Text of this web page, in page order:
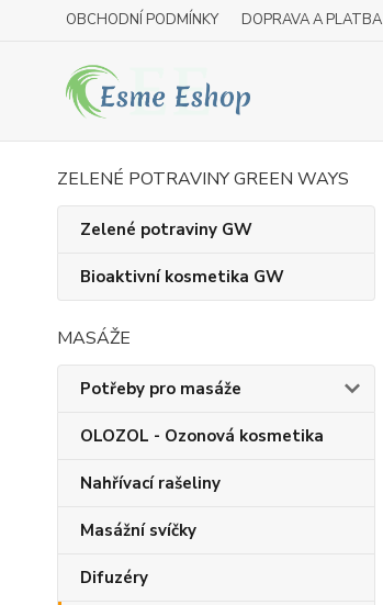
OBCHODNÍ PODMÍNKY DOPRAVA A PLATBA
ZELENÉ POTRAVINY GREEN WAYS
Zelené potraviny GW
Bioaktivní kosmetika GW
MASÁŽE
Potřeby pro masáže
OLOZOL - Ozonová kosmetika
Nahřívací rašeliny
Masážní svíčky
Difuzéry